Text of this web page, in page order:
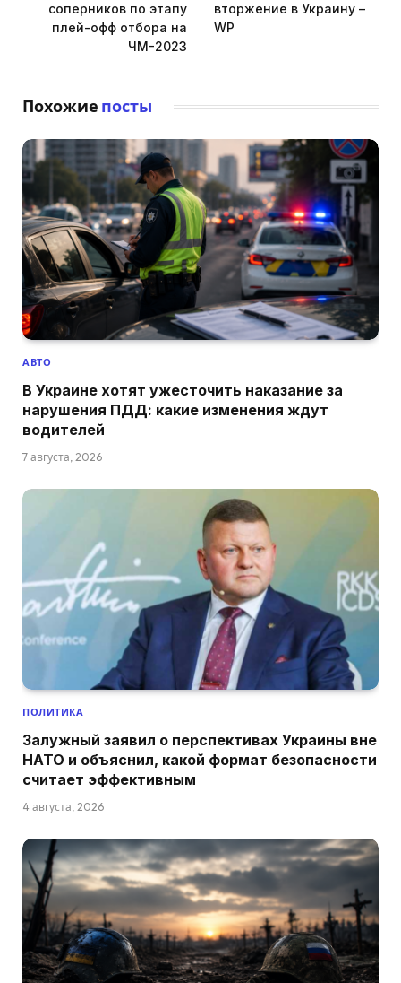
соперников по этапу
плей-офф отбора на
ЧМ-2023
вторжение в Украину –
WP
Похожие посты
АВТО
В Украине хотят ужесточить наказание за
нарушения ПДД: какие изменения ждут
водителей
7 августа, 2026
ПОЛИТИКА
Залужный заявил о перспективах Украины вне
НАТО и объяснил, какой формат безопасности
считает эффективным
4 августа, 2026